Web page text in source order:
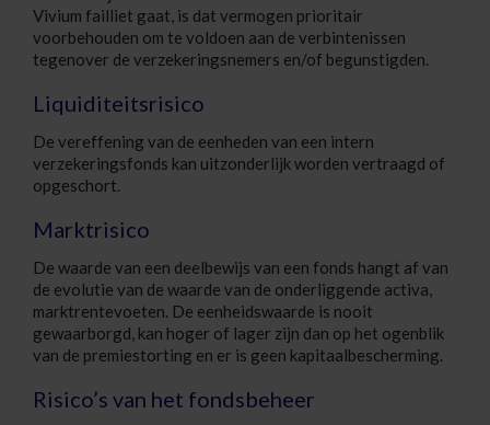
Vivium failliet gaat, is dat vermogen prioritair
voorbehouden om te voldoen aan de verbintenissen
tegenover de verzekeringsnemers en/of begunstigden.
Liquiditeitsrisico
De vereffening van de eenheden van een intern
verzekeringsfonds kan uitzonderlijk worden vertraagd of
opgeschort.
Marktrisico
De waarde van een deelbewijs van een fonds hangt af van
de evolutie van de waarde van de onderliggende activa,
marktrentevoeten. De eenheidswaarde is nooit
gewaarborgd, kan hoger of lager zijn dan op het ogenblik
van de premiestorting en er is geen kapitaalbescherming.
Risico’s van het fondsbeheer